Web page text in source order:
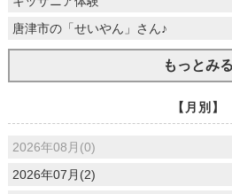
唐津市の「せいやん」さん♪
もっとみる
【月別】
2026年08月(0)
2026年07月(2)